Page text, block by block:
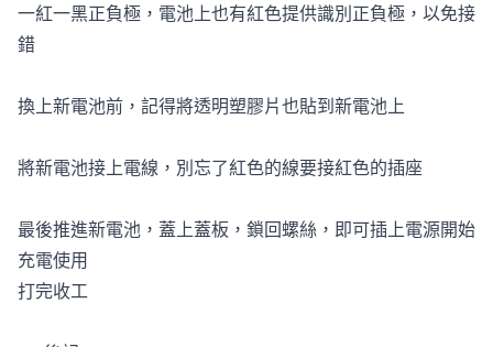
一紅一黑正負極，電池上也有紅色提供識別正負極，以免接
錯
換上新電池前，記得將透明塑膠片也貼到新電池上
將新電池接上電線，別忘了紅色的線要接紅色的插座
最後推進新電池，蓋上蓋板，鎖回螺絲，即可插上電源開始
充電使用
打完收工